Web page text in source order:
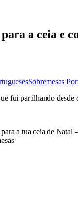
a ceia e
Sobremesas
fui partilhando
a tua ceia de